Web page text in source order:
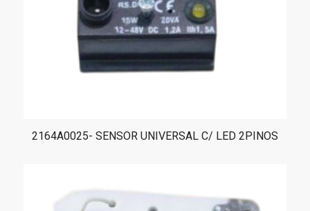
2164A0025- SENSOR UNIVERSAL C/ LED 2PINOS